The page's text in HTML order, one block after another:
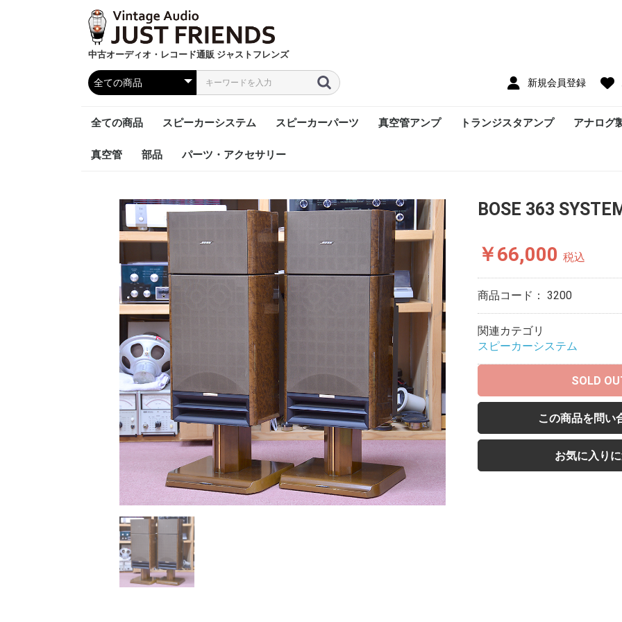
中古オーディオ・レコード通販 ジャストフレンズ
新規会員登録
全ての商品 スピーカーシステム スピーカーパーツ 真空管アンプ トランジスタアンプ アナログ
真空管 部品 パーツ・アクセサリー
BOSE 363
￥66,000 税込
商品コード： 3200
関連カテゴリ
スピーカーシステム
SOLD
この商品を問い
お気に入り